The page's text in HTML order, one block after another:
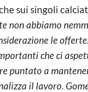
sui singoli
non abbiamo
le
che ci
puntato a
il lavoro.